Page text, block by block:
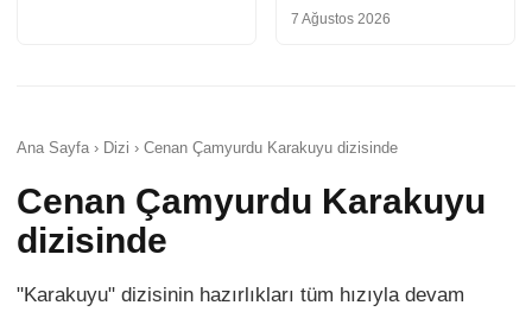
7 Ağustos 2026
Ana Sayfa › Dizi › Cenan Çamyurdu Karakuyu dizisinde
Cenan Çamyurdu Karakuyu
dizisinde
"Karakuyu" dizisinin hazırlıkları tüm hızıyla devam